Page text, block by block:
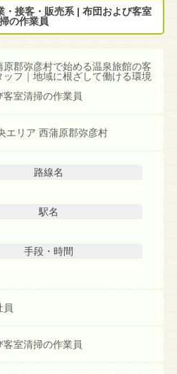
・接客・販売系 | 布団および客室
の作業員
原郡弥彦村で始める温泉旅館の客
ッフ｜地域に根ざして働ける環境
客室清掃の作業員
エリア 西蒲原郡弥彦村
路線名
駅名
手段・時間
員
客室清掃の作業員